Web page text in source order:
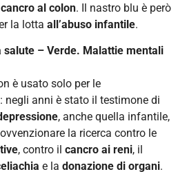
cancro al colon. Il nastro blu è però
la lotta all’abuso infantile.
salute – Verde. Malattie mentali
è usato solo per le
negli anni è stato il testimone di
, anche quella infantile,
la ricerca contro le
, contro il cancro ai reni, il
e la donazione di organi.